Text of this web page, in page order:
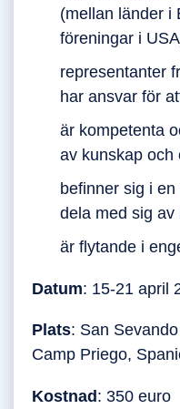
(mellan länder i
föreningar i
representanter
har ansvar för
är kompetenta
av kunskap och
befinner sig i
dela med sig av
är flytande i
Datum: 15-21 april
Plats: San
Camp Priego,
Kostnad: 350 euro